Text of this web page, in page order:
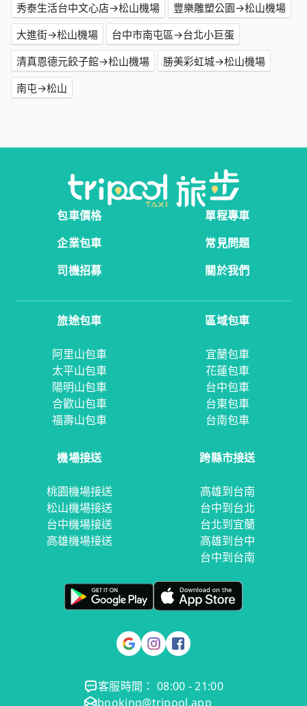
秀泰生活台中文心店→松山機場
豐樂雕塑公園→松山機場
大進街→松山機場
台中市南屯區→台北小巨蛋
清真恩德元餃子館→松山機場
勝美彩虹城→松山機場
南屯→松山
包車價格
單程專車
企業包車
常見問題
司機招募
關於我們
旅途包車
阿里山包車
太平山包車
陽明山包車
合歡山包車
福壽山包車
區域包車
宜蘭包車
花蓮包車
台中包車
台東包車
台南包車
機場接送
桃園機場接送
松山機場接送
台中機場接送
高雄機場接送
跨縣市接送
高雄到台南
台中到台北
台北到宜蘭
高雄到台中
台中到台南
客服時間： 08:00 - 21:00
booking@tripool.app